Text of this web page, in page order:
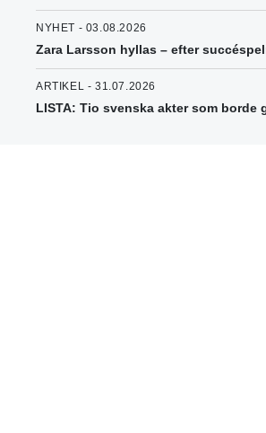
NYHET - 03.08.2026
Zara Larsson hyllas – efter
ARTIKEL - 31.07.2026
LISTA: Tio svenska akter som borde